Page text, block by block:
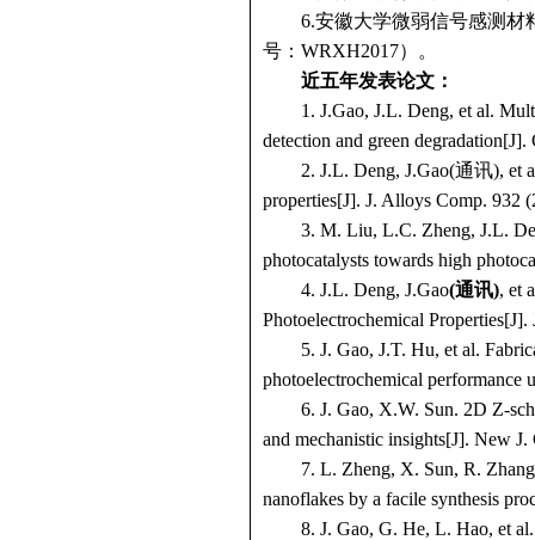
6.安徽大学微弱信号感测材
号： WRXH2017）
。
近五年发表论文：
1. J.Gao, J.L. Deng, et al.
detection and green degradation[J].
2. J.L. Deng, J.Gao(通讯), et
properties[J]. J. Alloys Comp. 932
3. M. Liu, L.C. Zheng, J.L.
photocatalysts towards high
4. J.L. Deng, J.Gao(通讯), et
Photoelectrochemical Properties[J].
5. J. Gao, J.T. Hu, et al.
photoelectrochemical performance
6. J. Gao, X.W. Sun. 2D Z-
and mechanistic insights[J]. New J.
7. L. Zheng, X. Sun, R.
nanoflakes by a facile synthesis
8. J. Gao, G. He, L. Hao, et